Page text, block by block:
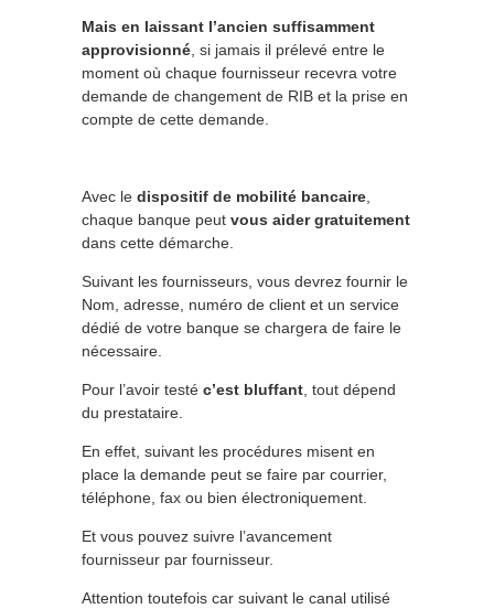
Mais en laissant l’ancien suffisamment
approvisionné, si jamais il prélevé entre le
moment où chaque fournisseur recevra votre
demande de changement de RIB et la prise en
compte de cette demande.
Avec le dispositif de mobilité bancaire,
chaque banque peut vous aider gratuitement
dans cette démarche.
Suivant les fournisseurs, vous devrez fournir le
Nom, adresse, numéro de client et un service
dédié de votre banque se chargera de faire le
nécessaire.
Pour l’avoir testé c’est bluffant, tout dépend
du prestataire.
En effet, suivant les procédures misent en
place la demande peut se faire par courrier,
téléphone, fax ou bien électroniquement.
Et vous pouvez suivre l’avancement
fournisseur par fournisseur.
Attention toutefois car suivant le canal utilisé